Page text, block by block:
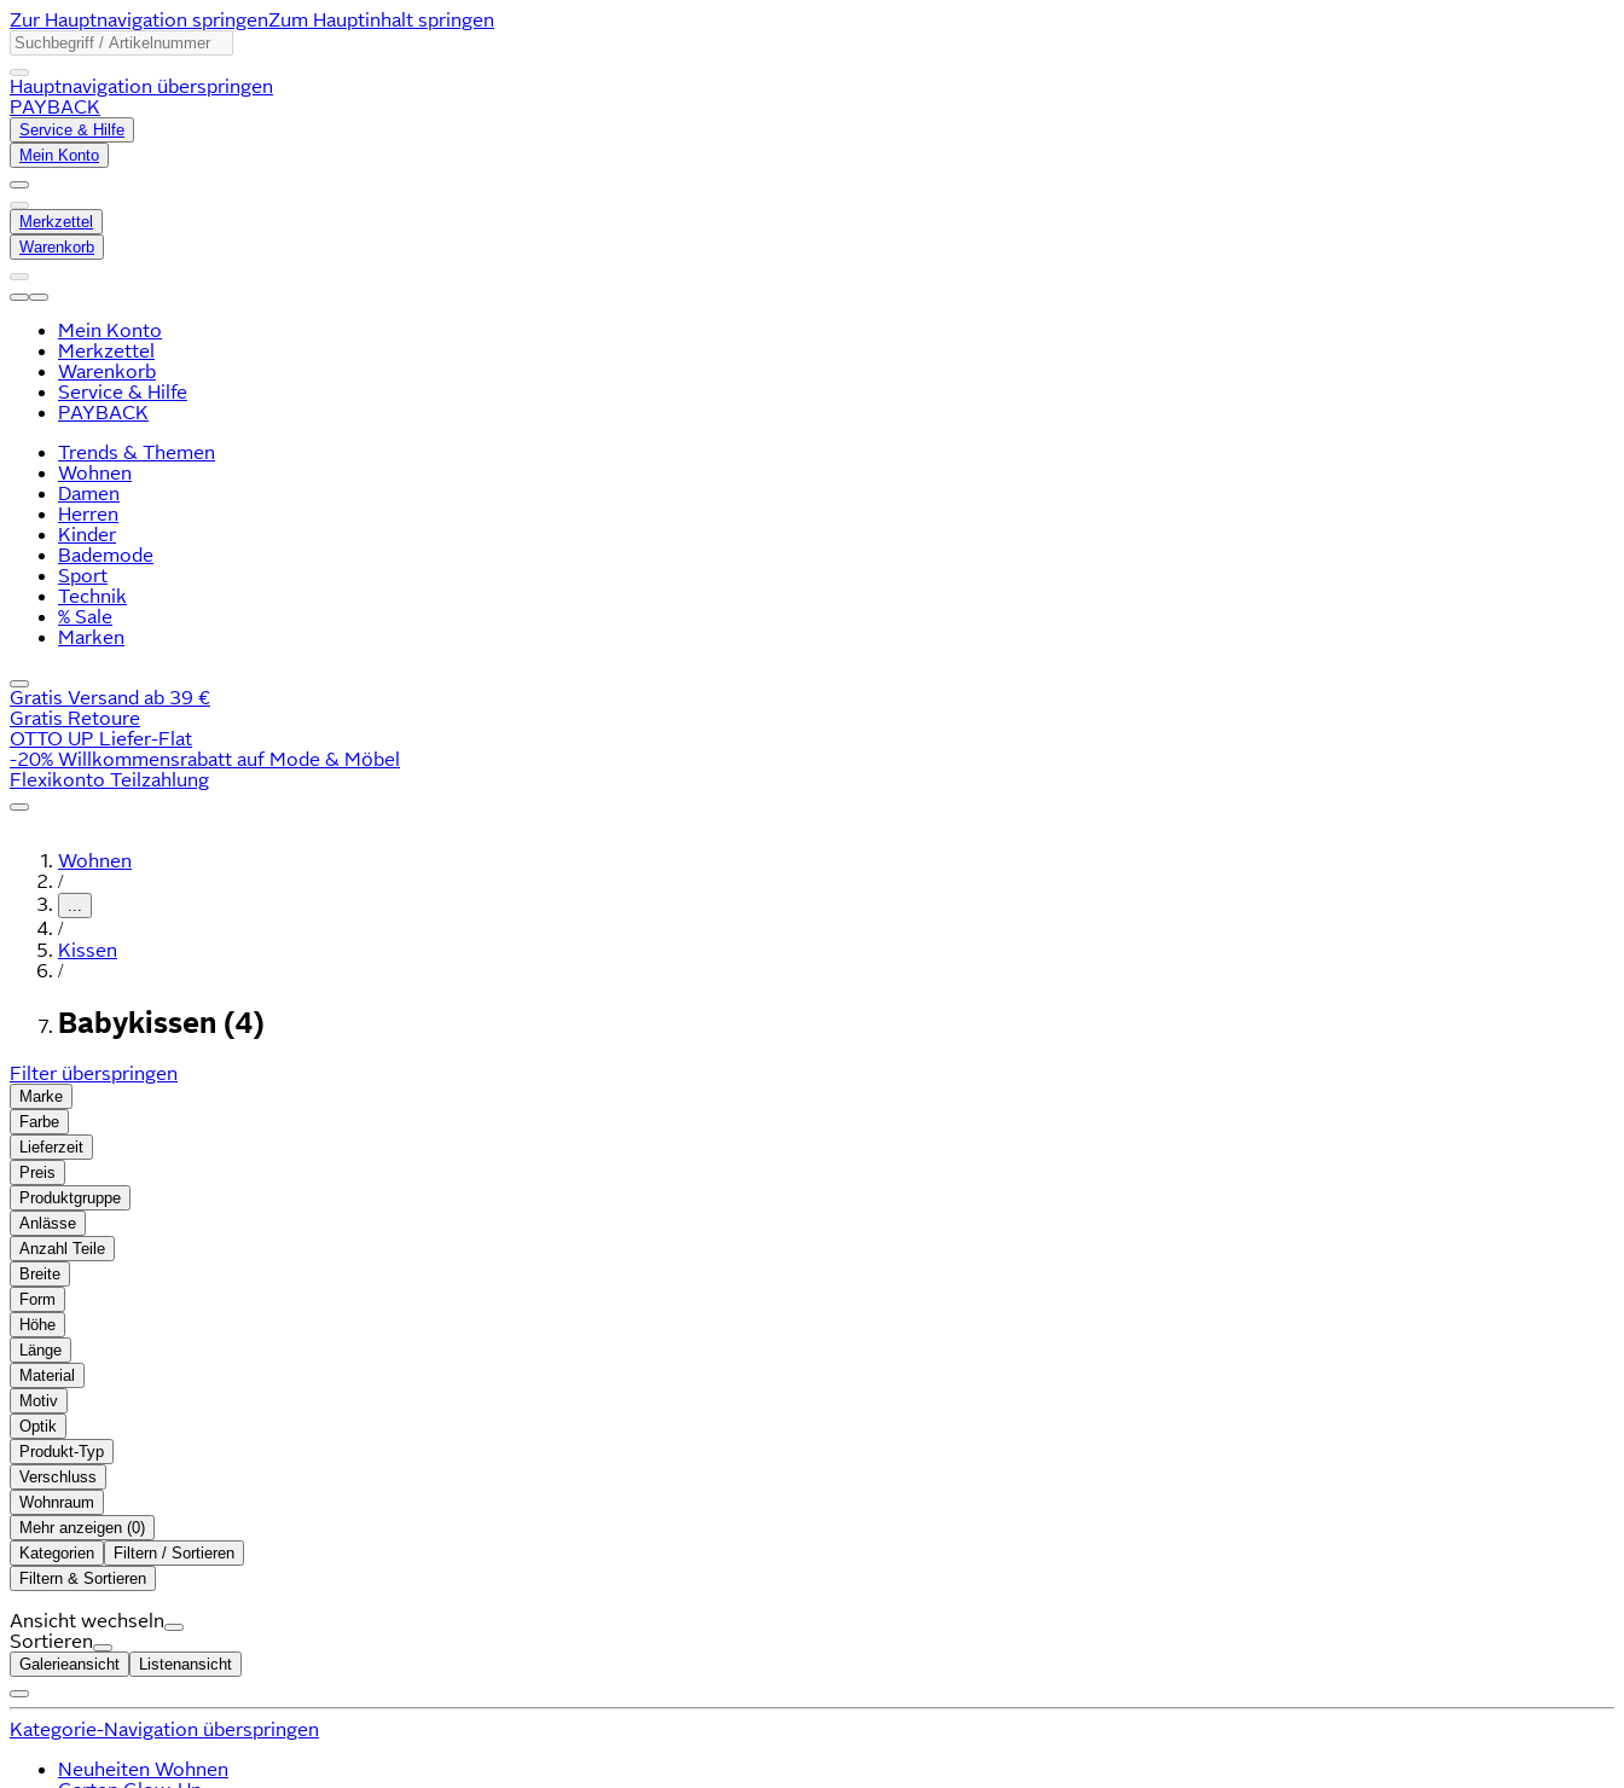
Zur Hauptnavigation springenZum Hauptinhalt springen
Hauptnavigation überspringen
PAYBACK
Service & Hilfe
Mein Konto
Merkzettel
Warenkorb
Mein Konto
Merkzettel
Warenkorb
Service & Hilfe
PAYBACK
Trends & Themen
Wohnen
Damen
Herren
Kinder
Bademode
Sport
Technik
% Sale
Marken
Gratis Versand ab 39 €
Gratis Retoure
OTTO UP Liefer-Flat
-20% Willkommensrabatt auf Mode & Möbel
Flexikonto Teilzahlung
Wohnen
/
...
/
Kissen
/
Babykissen (4)
Filter überspringen
Marke
Farbe
Lieferzeit
Preis
Produktgruppe
Anlässe
Anzahl Teile
Breite
Form
Höhe
Länge
Material
Motiv
Optik
Produkt-Typ
Verschluss
Wohnraum
Mehr anzeigen ( )
Kategorien
Filtern / Sortieren
Filtern & Sortieren
Ansicht wechseln
Sortieren
Galerieansicht Listenansicht
Kategorie-Navigation überspringen
Neuheiten Wohnen